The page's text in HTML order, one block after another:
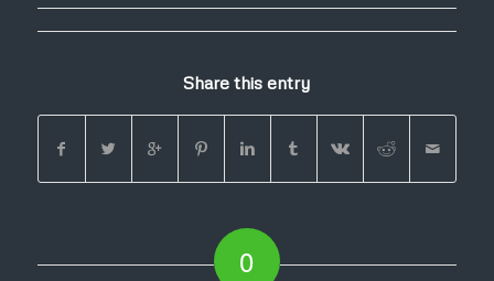
Share this entry
0